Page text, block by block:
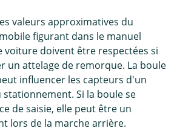
valeurs approximatives du
figurant dans le manuel
doivent être respectées si
un attelage de remorque. La boule
influencer les capteurs d'un
Si la boule se
de saisie, elle peut être un
lors de la marche arrière.